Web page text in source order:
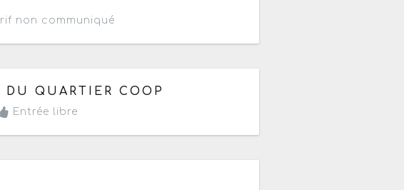
non communiqué
19h à 23h
QUARTIER COOP
Entrée libre